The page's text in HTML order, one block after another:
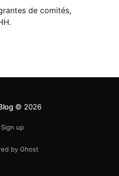
de comités,
© 2026
Sign up
by Ghost